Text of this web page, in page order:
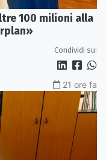
100 milioni alla
Condividi su:
21 ore fa